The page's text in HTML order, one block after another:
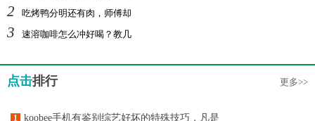
2 吃烤鸭分明还有肉，师傅却
3 速溶咖啡怎么冲好喝？教几
点击排行 更多>>
1 koobee手机有鉴别综艺好坏的特殊技巧，凡是